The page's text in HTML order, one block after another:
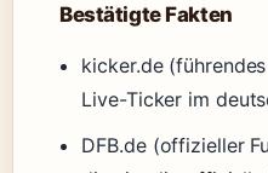
Bestätigte Fakten
kicker.de
Live-Ticker im
DFB.de (offizieller